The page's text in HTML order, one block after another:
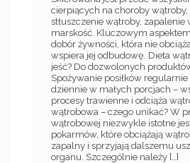
cierpiących na choroby
stłuszczenie wątroby, zapalenie
marskość. Kluczowym
dobór żywności, która nie
wspiera jej odbudowę. Dieta
jeść? Do dozwolonych
Spożywanie posiłków
dziennie w małych porcjach –
procesy trawienne i odciąża
wątrobowa – czego unikać? W
wątrobowej niezwykle istotne
pokarmów, które obciążają
zapalny i sprzyjają dalszemu
organu. Szczególnie należy […]